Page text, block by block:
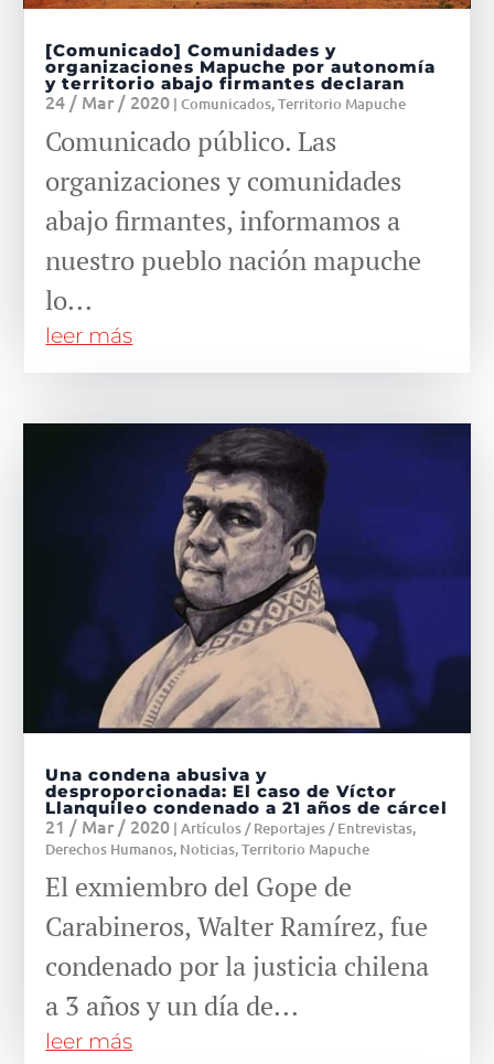
[Comunicado] Comunidades y
organizaciones Mapuche por autonomía
y territorio abajo firmantes declaran
24 / Mar / 2020 |Comunicados,Territorio Mapuche
Comunicado público. Las
organizaciones y comunidades
abajo firmantes, informamos a
nuestro pueblo nación mapuche
lo...
leer más
Una condena abusiva y
desproporcionada: El caso de Víctor
Llanquileo condenado a 21 años de cárcel
21 / Mar / 2020 |Artículos / Reportajes / Entrevistas,
Derechos Humanos, Noticias,Territorio Mapuche
El exmiembro del Gope de
Carabineros, Walter Ramírez, fue
condenado por la justicia chilena
a 3 años y un día de...
leer más